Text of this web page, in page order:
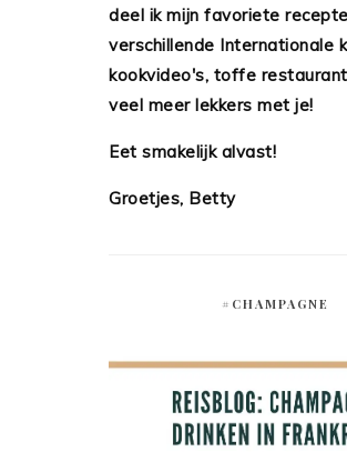
deel ik mijn favoriete
verschillende Internationale
kookvideo's, toffe
veel meer lekkers met je!
Eet smakelijk alvast!
Groetjes, Betty
#CHAMPAGNE